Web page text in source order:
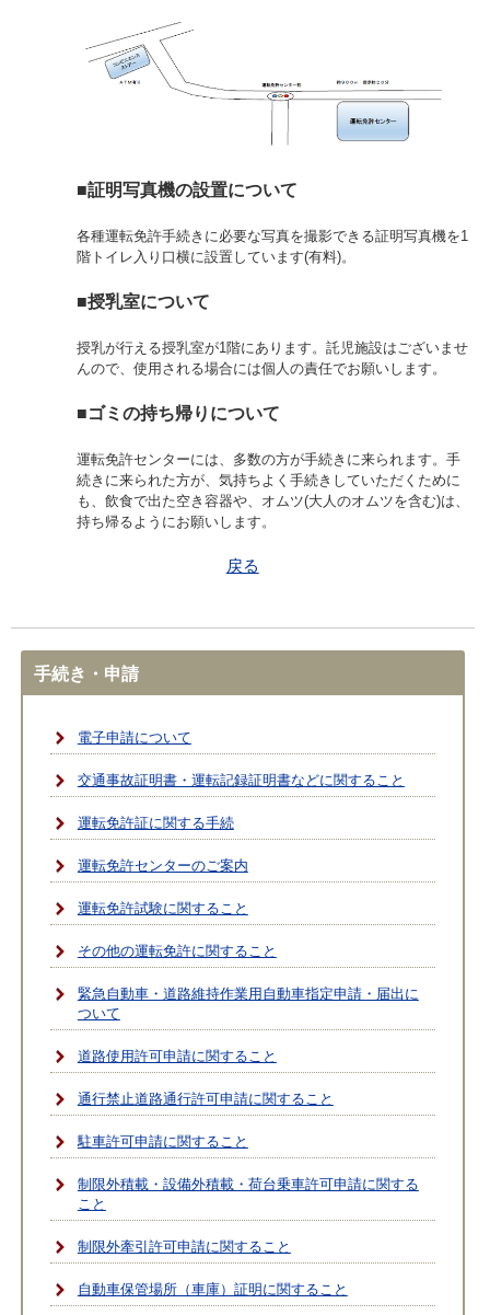
■証明写真機の設置について
各種運転免許手続きに必要な写真を撮影できる証明写真機を1
階トイレ入り口横に設置しています(有料)。
■授乳室について
授乳が行える授乳室が1階にあります。託児施設はございませ
んので、使用される場合には個人の責任でお願いします。
■ゴミの持ち帰りについて
運転免許センターには、多数の方が手続きに来られます。手
続きに来られた方が、気持ちよく手続きしていただくために
も、飲食で出た空き容器や、オムツ(大人のオムツを含む)は、
持ち帰るようにお願いします。
戻る
手続き・申請
電子申請について
交通事故証明書・運転記録証明書などに関すること
運転免許証に関する手続
運転免許センターのご案内
運転免許試験に関すること
その他の運転免許に関すること
緊急自動車・道路維持作業用自動車指定申請・届出に
ついて
道路使用許可申請に関すること
通行禁止道路通行許可申請に関すること
駐車許可申請に関すること
制限外積載・設備外積載・荷台乗車許可申請に関する
こと
制限外牽引許可申請に関すること
自動車保管場所（車庫）証明に関すること